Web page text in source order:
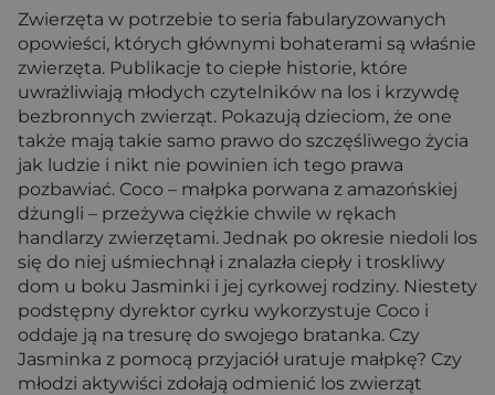
Zwierzęta w potrzebie to seria fabularyzowanych
opowieści, których głównymi bohaterami są właśnie
zwierzęta. Publikacje to ciepłe historie, które
uwrażliwiają młodych czytelników na los i krzywdę
bezbronnych zwierząt. Pokazują dzieciom, że one
także mają takie samo prawo do szczęśliwego życia
jak ludzie i nikt nie powinien ich tego prawa
pozbawiać. Coco – małpka porwana z amazońskiej
dżungli – przeżywa ciężkie chwile w rękach
handlarzy zwierzętami. Jednak po okresie niedoli los
się do niej uśmiechnął i znalazła ciepły i troskliwy
dom u boku Jasminki i jej cyrkowej rodziny. Niestety
podstępny dyrektor cyrku wykorzystuje Coco i
oddaje ją na tresurę do swojego bratanka. Czy
Jasminka z pomocą przyjaciół uratuje małpkę? Czy
młodzi aktywiści zdołają odmienić los zwierząt